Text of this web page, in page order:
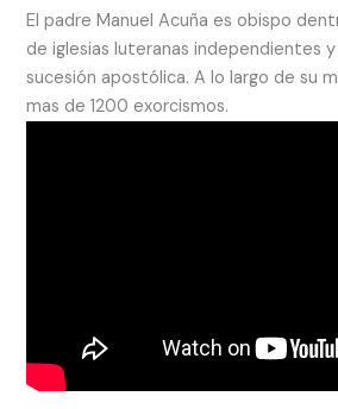
El padre Manuel Acuña es obispo
de iglesias luteranas independientes
sucesión apostólica. A lo largo de su
mas de 1200 exorcismos.